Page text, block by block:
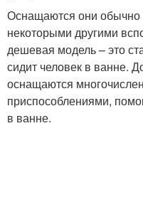
Оснащаются они обычно
некоторыми другими
дешевая модель – это
сидит человек в ванне.
оснащаются
приспособлениями,
в ванне.